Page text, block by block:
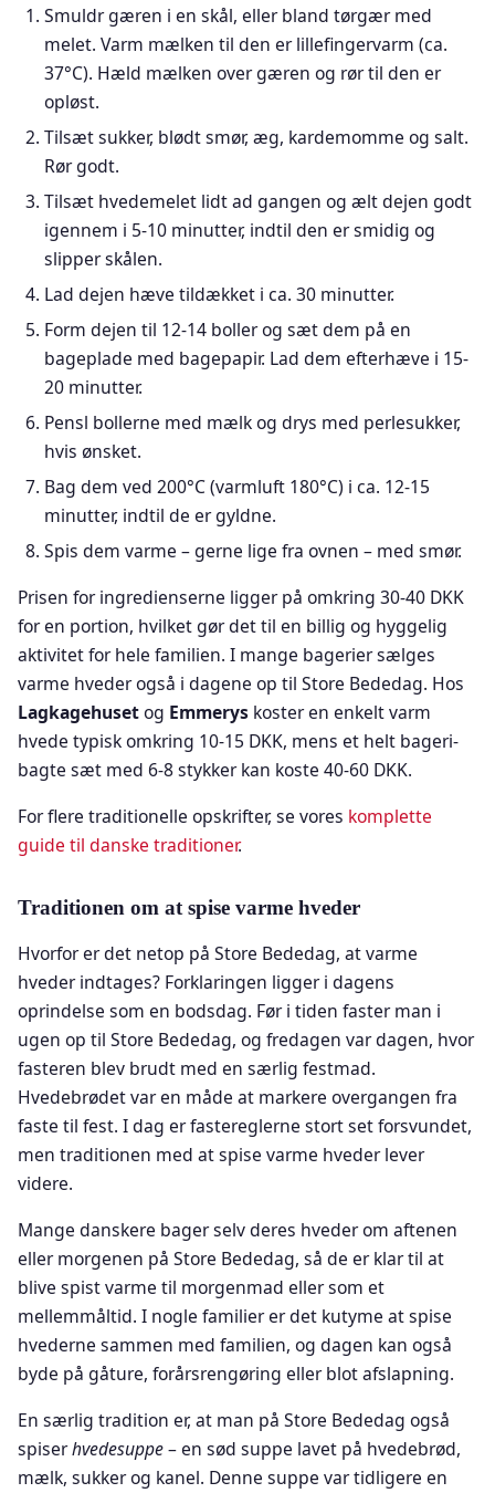
Smuldr gæren i en skål, eller bland tørgær med
melet. Varm mælken til den er lillefingervarm (ca.
37°C). Hæld mælken over gæren og rør til den er
opløst.
Tilsæt sukker, blødt smør, æg, kardemomme og salt.
Rør godt.
Tilsæt hvedemelet lidt ad gangen og ælt dejen godt
igennem i 5-10 minutter, indtil den er smidig og
slipper skålen.
Lad dejen hæve tildækket i ca. 30 minutter.
Form dejen til 12-14 boller og sæt dem på en
bageplade med bagepapir. Lad dem efterhæve i 15-
20 minutter.
Pensl bollerne med mælk og drys med perlesukker,
hvis ønsket.
Bag dem ved 200°C (varmluft 180°C) i ca. 12-15
minutter, indtil de er gyldne.
Spis dem varme – gerne lige fra ovnen – med smør.
Prisen for ingredienserne ligger på omkring 30-40 DKK
for en portion, hvilket gør det til en billig og hyggelig
aktivitet for hele familien. I mange bagerier sælges
varme hveder også i dagene op til Store Bededag. Hos
Lagkagehusetog Emmerys koster en enkelt varm
hvede typisk omkring 10-15 DKK, mens et helt bageri-
bagte sæt med 6-8 stykker kan koste 40-60 DKK.
For flere traditionelle opskrifter, se vores komplette
guide til danske traditioner.
Traditionen om at spise varme hveder
Hvorfor er det netop på Store Bededag, at varme
hveder indtages? Forklaringen ligger i dagens
oprindelse som en bodsdag. Før i tiden faster man i
ugen op til Store Bededag, og fredagen var dagen, hvor
fasteren blev brudt med en særlig festmad.
Hvedebrødet var en måde at markere overgangen fra
faste til fest. I dag er fastereglerne stort set forsvundet,
men traditionen med at spise varme hveder lever
videre.
Mange danskere bager selv deres hveder om aftenen
eller morgenen på Store Bededag, så de er klar til at
blive spist varme til morgenmad eller som et
mellemmåltid. I nogle familier er det kutyme at spise
hvederne sammen med familien, og dagen kan også
byde på gåture, forårsrengøring eller blot afslapning.
En særlig tradition er, at man på Store Bededag også
spiserhvedesuppe– en sød suppe lavet på hvedebrød,
mælk, sukker og kanel. Denne suppe var tidligere en